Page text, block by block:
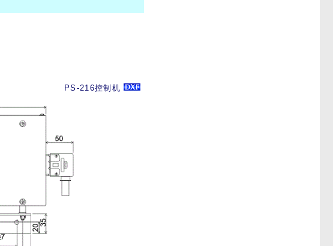
PS-216控制机